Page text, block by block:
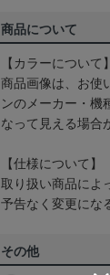
商品について
【カラーについて】
商品画像は、お使
ンのメーカー・機
なって見える場合
【仕様について】
取り扱い商品によ
予告なく変更にな
その他